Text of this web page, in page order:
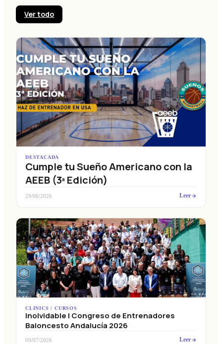
Ver todo
DESTACADA
Cumple tu Sueño Americano con la
AEEB (3ª Edición)
29/06/2026 Leer
CLINICS / CURSOS
Inolvidable I Congreso de Entrenadores
Baloncesto Andalucía 2026
09/07/2026 Leer